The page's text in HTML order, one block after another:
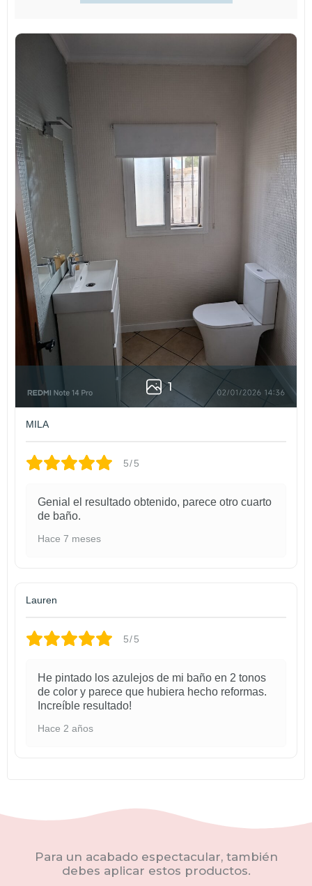
Limpieza con agua y amoniaco o cualquier desengrasante no muy
cepillos que arañen los
azulejos. Con agua y un trapito con nuestro producto de confianza
será más que suficiente para dejar la superficie perfecta.
La cantidad de manos va a depender del color de nuestros
azulejos y del color que vamos a aplicarle, no es lo mismo pintar
sobre base clara que sobre base oscura, ni es lo mismo pintar de
negro que de blanco.
RECOMENDACIONES
Debemos de esperar 7 días para lavarlo, no debemos de utilizar
productos abrasivos que puedan alterar el acabado. la dureza y
resistencia completa se obtiene al mes
Tienes que tener especial cuidado con las zonas que tienen
residuos de silicona (juntas de bañera, lavabo, perfiles de aluminio
de mamparas…) puesto que, aunque no se aprecia quedan restos y
estos imposibilitan el agarre de la pintura por ello hay que lijar bien
la zona a tratar.
* Evita la humedad los dos primeros días, pero ten mucho cuidado
con los golpes y roces. Una vez pasen esas tres semanas el
esmalte tendrá la dureza necesaria para que no quede ninguna
marca en tu renovado baño o en tu redecorada cocina.
1
MILA
5/5
Genial el resultado obtenido, parece otro cuarto
de baño.
Hace 7 meses
Lauren
5/5
He pintado los azulejos de mi baño en 2 tonos
de color y parece que hubiera hecho reformas.
Increíble resultado!
Hace 2 años
Para un acabado espectacular, también
debes aplicar estos productos.